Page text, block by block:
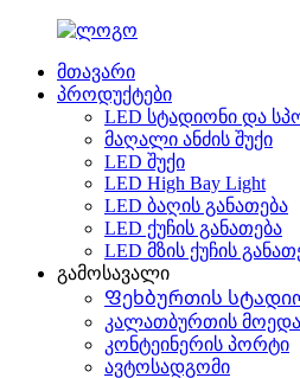
მთავარი
პროდუქტები
LED სტადიონი და
მაღალი ანძის შუქი
LED შუქი
LED High Bay Light
LED ბაღის განათება
LED ქუჩის განათება
LED მზის ქუჩის
გამოსავალი
Ფეხბურთის
კალათბურთის
კონტეინერის პორტი
ავტოსადგომი